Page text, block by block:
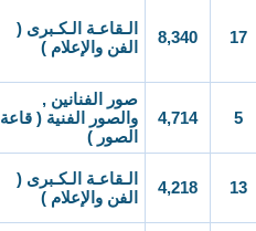
17
8,340
الـقاعـة الـكـبرى (
الفن والإعلام )
5
4,714
صور الفنانين ,
والصور الفنية ( قاعة
الصور )
13
4,218
الـقاعـة الـكـبرى (
الفن والإعلام )